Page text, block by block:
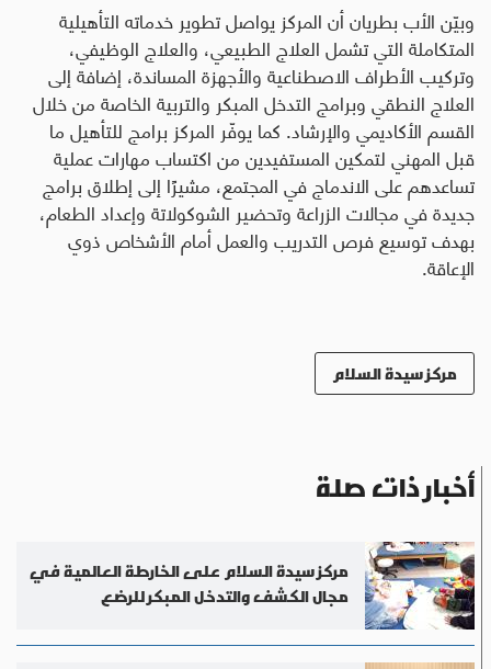
وبيّن الأب بطريان أن المركز يواصل تطوير خدماته التأهيلية
المتكاملة التي تشمل العلاج الطبيعي، والعلاج الوظيفي،
وتركيب الأطراف الاصطناعية والأجهزة المساندة، إضافة إلى
العلاج النطقي وبرامج التدخل المبكر والتربية الخاصة من خلال
القسم الأكاديمي والإرشاد. كما يوفّر المركز برامج للتأهيل ما
قبل المهني لتمكين المستفيدين من اكتساب مهارات عملية
تساعدهم على الاندماج في المجتمع، مشيرًا إلى إطلاق برامج
جديدة في مجالات الزراعة وتحضير الشوكولاتة وإعداد الطعام،
بهدف توسيع فرص التدريب والعمل أمام الأشخاص ذوي
الإعاقة.
مركز سيدة السلام
أخبار ذات صلة
مركز سيدة السلام على الخارطة العالمية في
مجال الكشف والتدخل المبكر للرضع